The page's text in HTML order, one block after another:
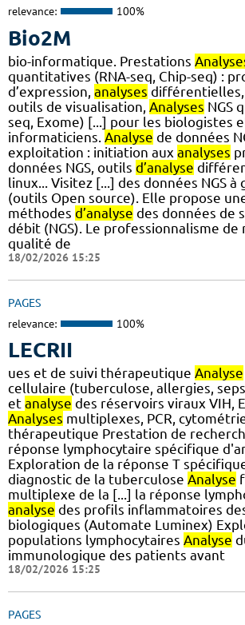
relevance: 100%
Bio2M
bio-informatique. Prestations
quantitatives (RNA-seq, Chip-seq) :
d’expression, analyses
outils de visualisation, Analyses NGS
seq, Exome) [...] pour les biologistes
informaticiens. Analyse de données
exploitation : initiation aux analyses
données NGS, outils d’analyse
linux... Visitez [...] des données NGS
(outils Open source). Elle propose
méthodes d’analyse des données de
débit (NGS). Le professionnalisme de
qualité de
18/02/2026 15:25
PAGES
relevance: 100%
LECRII
ues et de suivi thérapeutique Analyse
cellulaire (tuberculose, allergies,
et analyse des réservoirs viraux VIH,
Analyses multiplexes, PCR,
thérapeutique Prestation de
réponse lymphocytaire spécifique
Exploration de la réponse T
diagnostic de la tuberculose Analyse
multiplexe de la [...] la réponse
analyse des profils inflammatoires
biologiques (Automate Luminex)
populations lymphocytaires Analyse
immunologique des patients avant
18/02/2026 15:25
PAGES